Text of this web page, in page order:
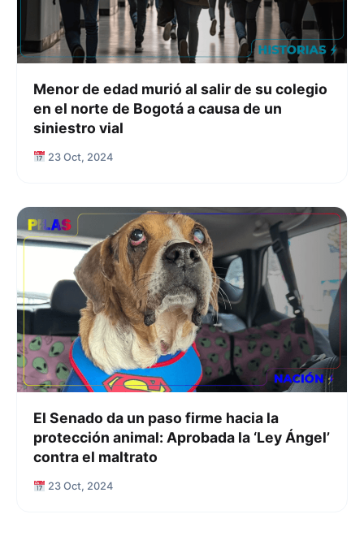
Menor de edad murió al salir de su colegio
en el norte de Bogotá a causa de un
siniestro vial
23 Oct, 2024
El Senado da un paso firme hacia la
protección animal: Aprobada la ‘Ley Ángel’
contra el maltrato
23 Oct, 2024